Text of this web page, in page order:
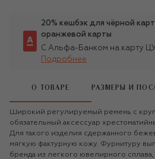
20% кешбэк для чёрной
оранжевой карты
С Альфа-Банком на карту
Подробнее
О ТОВАРЕ РАЗМЕРЫ И
Широкий регулируемый ремень с
обязательный аксессуар
Для такого изделия сдержанного
мягкую фактурную кожу. Фурнитуру
бренда из легкого ювелирного